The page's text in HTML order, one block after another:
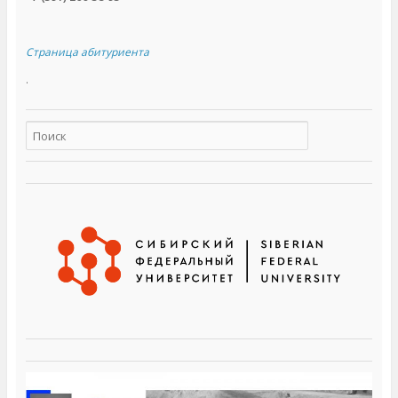
Страница абитуриента
.